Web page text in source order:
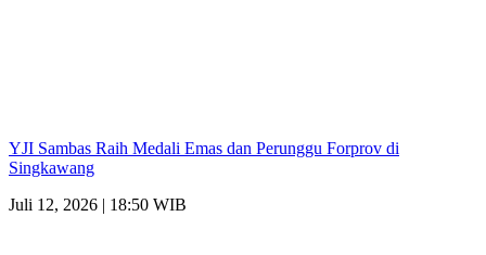
YJI Sambas Raih Medali Emas dan Perunggu Forprov di
Singkawang
Juli 12, 2026 | 18:50 WIB